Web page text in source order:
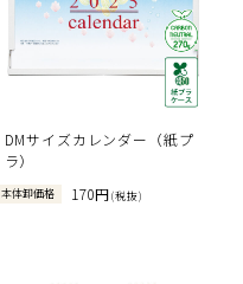
DMサイズカレンダー（紙プ
ラ）
本体卸価格 170円(税抜)